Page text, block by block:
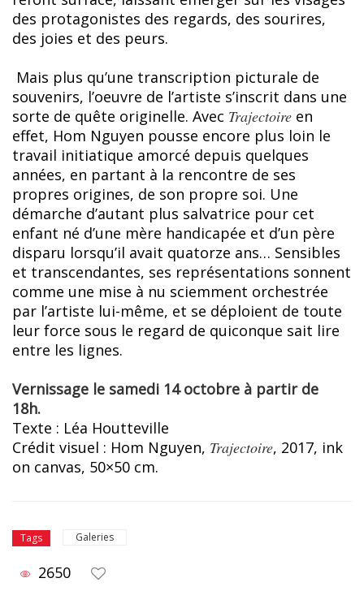
des protagonistes des regards, des sourires,
des joies et des peurs.
Mais plus qu’une transcription picturale de
souvenirs, l’oeuvre de l’artiste s’inscrit dans une
sorte de quête originelle. Avec Trajectoire en
effet, Hom Nguyen pousse encore plus loin le
travail initiatique amorcé depuis quelques
années, en partant à la rencontre de ses
propres origines, de son propre soi. Une
démarche d’autant plus salvatrice pour cet
enfant né d’une mère handicapée et d’un père
disparu lorsqu’il avait quatorze ans… Sensibles
et transcendantes, ses représentations sonnent
comme une mise à nu sciemment orchestrée
par l’artiste lui-même, et se déploient de toute
leur force sous le regard de quiconque sait lire
entre les lignes.
Vernissage le samedi 14 octobre à partir de
18h.
Texte : Léa Houtteville
Crédit visuel : Hom Nguyen, Trajectoire, 2017, ink
on canvas, 50×50 cm.
Tags Galeries
2650